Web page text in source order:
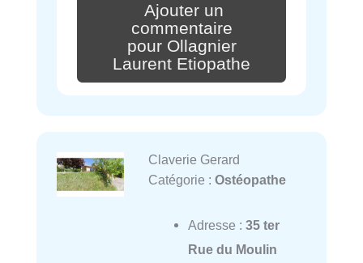
Ajouter un
commentaire
pour Ollagnier
Laurent Etiopathe
Claverie Gerard
Catégorie : Ostéopathe
Adresse : 35 ter
Rue du Moulin